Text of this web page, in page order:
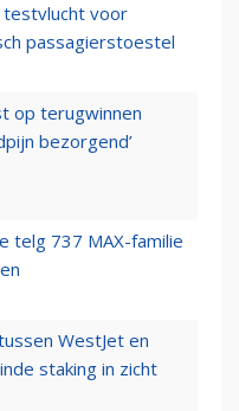
testvlucht voor
passagierstoestel
op terugwinnen
bezorgend’
telg 737 MAX-familie
WestJet en
staking in zicht